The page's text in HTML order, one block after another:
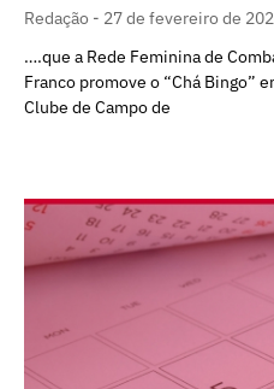
Redação
27 de fevereiro de
….que a Rede Feminina de
Franco promove o “Chá Bingo”
Clube de Campo de